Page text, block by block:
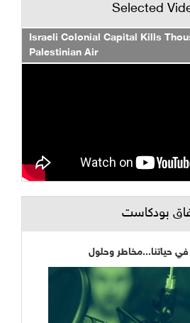
Selected
Israeli Colonial Capital Kills
Palestinian Air
بودكاست
في حياتنا...مخاطر وحلول